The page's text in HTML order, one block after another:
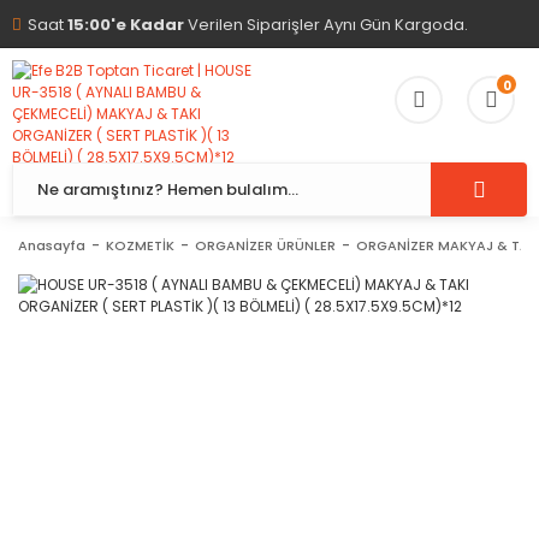
Saat15:00'e KadarVerilen Siparişler Aynı Gün Kargoda.
0
Anasayfa KOZMETİK ORGANİZER ÜRÜNLER ORGANİZER MAKYAJ &